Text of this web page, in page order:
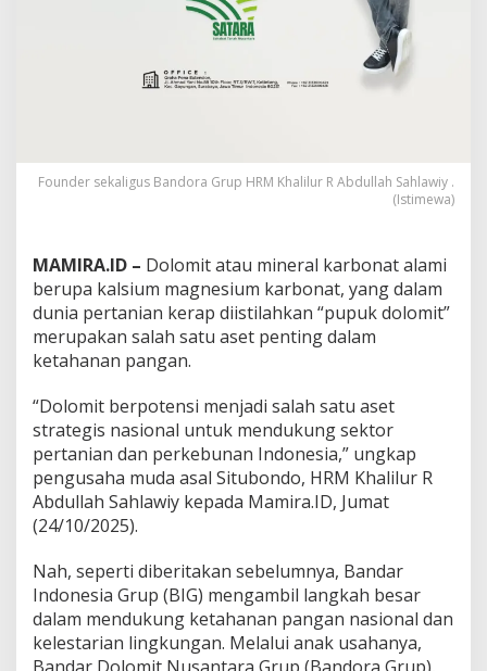
s
u
r
m
o
g
a
D
o
m
i
t
S
T
A
M
e
n
j
Founder sekaligus Bandora Grup HRM Khalilur R Abdullah Sahlawiy .
(Istimewa)
MAMIRA.ID – Dolomit atau mineral karbonat alami
berupa kalsium magnesium karbonat, yang dalam
dunia pertanian kerap diistilahkan “pupuk dolomit”
merupakan salah satu aset penting dalam
ketahanan pangan.
“Dolomit berpotensi menjadi salah satu aset
strategis nasional untuk mendukung sektor
pertanian dan perkebunan Indonesia,” ungkap
pengusaha muda asal Situbondo, HRM Khalilur R
Abdullah Sahlawiy kepada Mamira.ID, Jumat
(24/10/2025).
Nah, seperti diberitakan sebelumnya, Bandar
Indonesia Grup (BIG) mengambil langkah besar
dalam mendukung ketahanan pangan nasional dan
kelestarian lingkungan. Melalui anak usahanya,
Bandar Dolomit Nusantara Grup (Bandora Grup),